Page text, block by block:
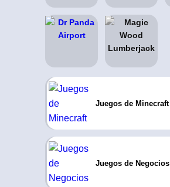
Juegos de Minecraft
Juegos de Negocios